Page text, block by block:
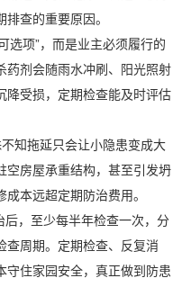
查的重要原因。
选项”，而是业主必须履行的
药剂会随雨水冲刷、阳光照射
降受损，定期检查能及时评估
知拖延只会让小隐患变成大
房屋承重结构，甚至引发坍
成本远超定期防治费用。
后，至少每半年检查一次，分
查周期。定期检查、反复消
守住家园安全，真正做到防患